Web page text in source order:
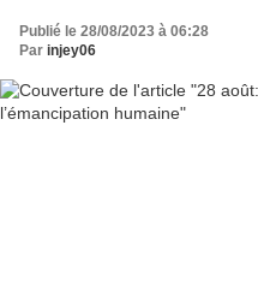
Publié le 28/08/2023 à 06:28
Par injey06